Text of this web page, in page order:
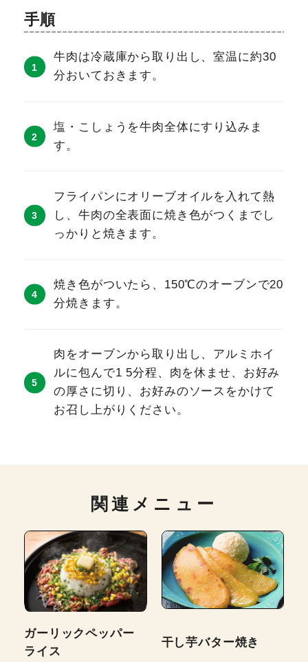
手順
牛肉は冷蔵庫から取り出し、室温に約30
分おいておきます。
塩・こしょうを牛肉全体にすり込みま
す。
フライパンにオリーブオイルを入れて熱
し、牛肉の全表面に焼き色がつくまでし
っかりと焼きます。
焼き色がついたら、150℃のオーブンで20
分焼きます。
肉をオーブンから取り出し、アルミホイ
ルに包んで1 5分程、肉を休ませ、お好み
の厚さに切り、お好みのソースをかけて
お召し上がりください。
関連メニュー
ガーリックペッパー
ライス
干し芋バター焼き